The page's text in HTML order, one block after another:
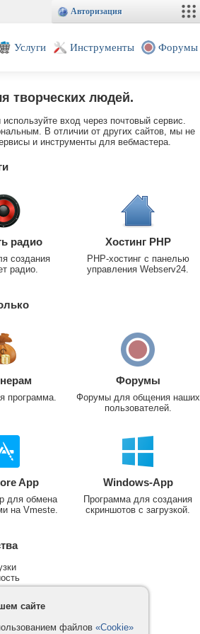
Авторизация
Услуги Инструменты Форумы
творческих людей.
используйте вход через почтовый сервис.
В отличии от других сайтов, мы не
и инструменты для вебмастера.
радио
создания
радио.
Хостинг PHP
PHP-хостинг с панелью
управления Webserv24.
программа.
Форумы
Форумы для общения наших
пользователей.
App
для обмена
на Vmeste.
Windows-App
Программа для создания
скриншотов с загрузкой.
сайте
файлов «Cookie»